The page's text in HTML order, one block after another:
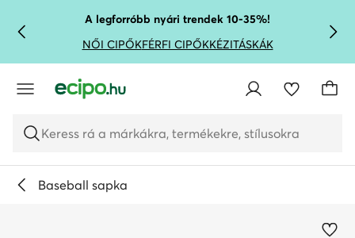
UGRÁS A FŐ TARTALOMRA
UGRÁS A KERESÉSHEZA legforróbb nyári trendek 10-35%!
NŐI CIPŐKFÉRFI CIPŐKKÉZITÁSKÁK
Keress rá a márkákra, termékekre, stílusokra
Baseball sapka